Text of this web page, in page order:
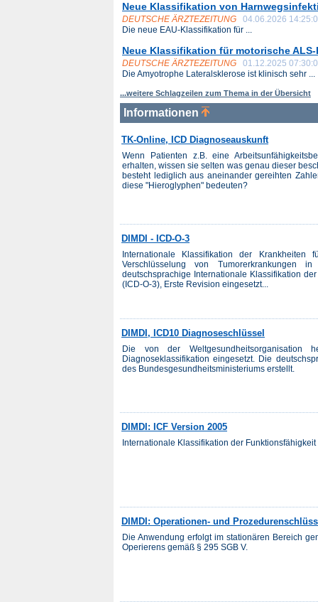
Neue Klassifikation von
DEUTSCHE ÄRZTEZEITUNG
04.06.2026
Die neue EAU-Klassifikation für ...
Neue Klassifikation für motorische
DEUTSCHE ÄRZTEZEITUNG
01.12.2025
Die Amyotrophe Lateralsklerose ist klinisch sehr ...
...weitere Schlagzeilen zum Thema in der Übersicht
Informationen
TK-Online, ICD Diagnoseauskunft
Wenn Patienten z.B. eine
erhalten, wissen sie selten was genau dieser
besteht lediglich aus aneinander gereihten
diese "Hieroglyphen" bedeuten?
DIMDI - ICD-O-3
Internationale Klassifikation der
Verschlüsselung von Tumorerkrankungen
deutschsprachige Internationale Klassifikation
(ICD-O-3), Erste Revision eingesetzt...
DIMDI, ICD10 Diagnoseschlüssel
Die von der Weltgesundheitsorganisation
Diagnoseklassifikation eingesetzt. Die
des Bundesgesundheitsministeriums erstellt.
DIMDI: ICF Version 2005
Internationale Klassifikation der
DIMDI: Operationen- und
Die Anwendung erfolgt im stationären Bereich
Operierens gemäß § 295 SGB V.